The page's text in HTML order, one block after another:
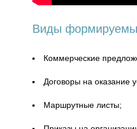
Виды
Коммерческие
Договоры на оказание
Маршрутные листы;